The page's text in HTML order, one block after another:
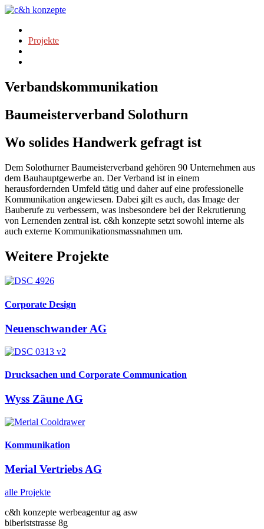
Projekte
Verbandskommunikation
Baumeisterverband Solothurn
Wo solides Handwerk gefragt ist
Dem Solothurner Baumeisterverband gehören 90 Unternehmen aus
dem Bauhauptgewerbe an. Der Verband ist in einem
herausfordernden Umfeld tätig und daher auf eine professionelle
Kommunikation angewiesen. Dabei gilt es auch, das Image der
Bauberufe zu verbessern, was insbesondere bei der Rekrutierung
von Lernenden zentral ist. c&h konzepte setzt sowohl interne als
auch externe Kommunikationsmassnahmen um.
Weitere Projekte
Corporate Design
Neuenschwander AG
Drucksachen und Corporate Communication
Wyss Zäune AG
Kommunikation
Merial Vertriebs AG
alle Projekte
c&h konzepte werbeagentur ag asw
biberiststrasse 8g